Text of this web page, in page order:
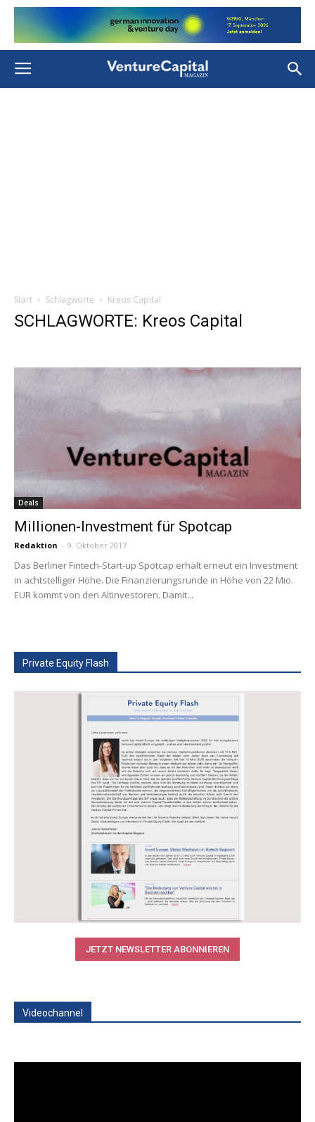
Start Schlagworte Kreos Capital
SCHLAGWORTE: Kreos Capital
Deals
Millionen-Investment für Spotcap
Redaktion - 9. Oktober 2017
Das Berliner Fintech-Start-up Spotcap erhält erneut ein Investment
in achtstelliger Höhe. Die Finanzierungsrunde in Höhe von 22 Mio.
EUR kommt von den Altinvestoren. Damit...
Private Equity Flash
JETZT NEWSLETTER ABONNIEREN
Videochannel